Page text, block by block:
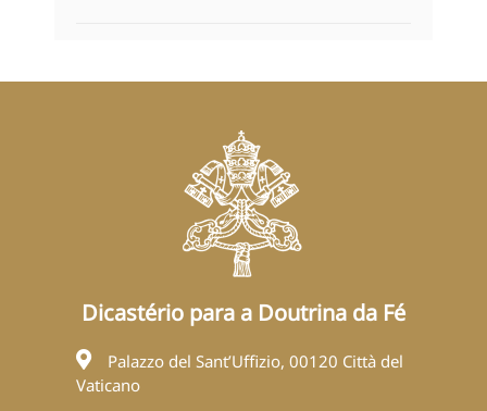
Dicastério para a Doutrina da Fé
Palazzo del Sant’Uffizio, 00120 Città del
Vaticano